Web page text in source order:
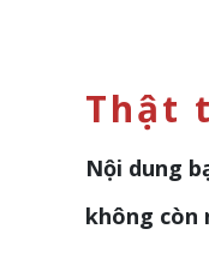
Thật
Nội dung
không còn